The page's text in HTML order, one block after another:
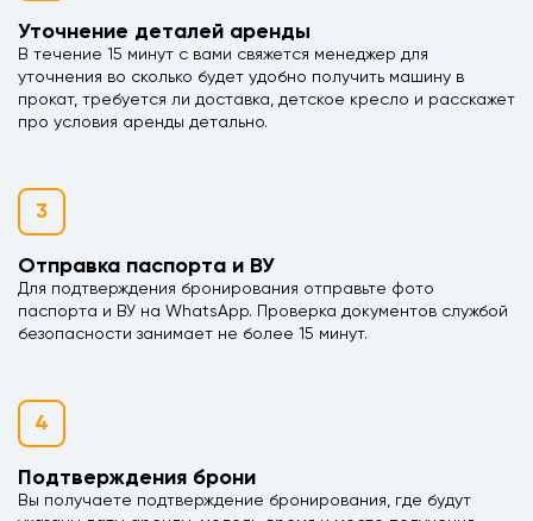
Уточнение деталей аренды
В течение 15 минут с вами свяжется менеджер для
уточнения во сколько будет удобно получить машину в
прокат, требуется ли доставка, детское кресло и расскажет
про условия аренды детально.
3
Отправка паспорта и ВУ
Для подтверждения бронирования отправьте фото
паспорта и ВУ на WhatsApp. Проверка документов службой
безопасности занимает не более 15 минут.
4
Подтверждения брони
Вы получаете подтверждение бронирования, где будут